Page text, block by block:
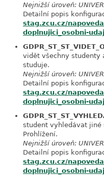
Nejnižší úroveň:
Detailní popis
stag.zcu.cz/
doplnujici_osobni-
vidět všechny studenty
studuje.
Nejnižší úroveň:
Detailní popis
stag.zcu.cz/
doplnujici_osobni-
student vyhledávat jiné
Prohlížení.
Nejnižší úroveň:
Detailní popis
stag.zcu.cz/
doplnujici_osobni-